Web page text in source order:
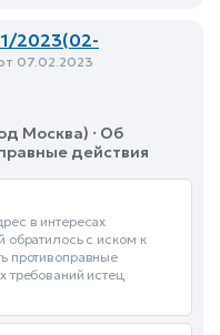
2023(02-
07.02.2023
Москва) · Об
действия
в интересах
обратилось с иском к
противоправные
требований истец